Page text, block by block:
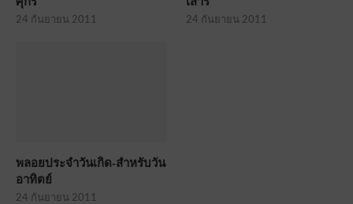
24 กันยายน 2011 24 กันยายน 2011
พลอยประจำวันเกิด-สำหรับวัน
อาทิตย์
24 กันยายน 2011